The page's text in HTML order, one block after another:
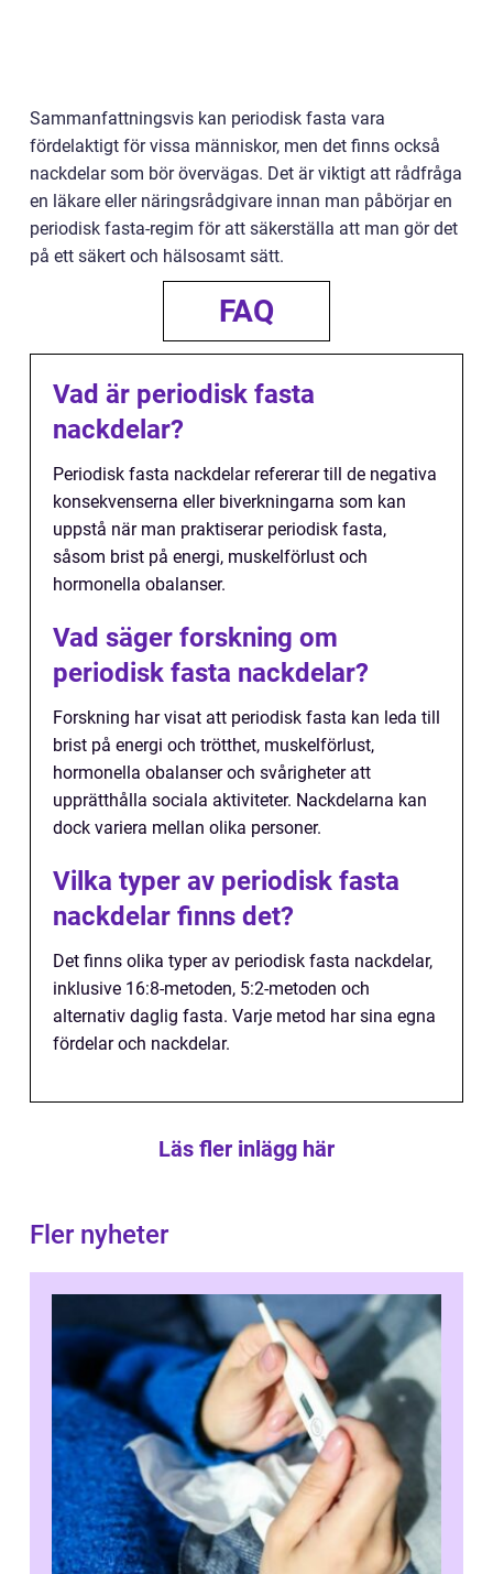
Sammanfattningsvis kan periodisk fasta vara
fördelaktigt för vissa människor, men det finns också
nackdelar som bör övervägas. Det är viktigt att rådfråga
en läkare eller näringsrådgivare innan man påbörjar en
periodisk fasta-regim för att säkerställa att man gör det
på ett säkert och hälsosamt sätt.
FAQ
Vad är periodisk fasta
nackdelar?
Periodisk fasta nackdelar refererar till de negativa
konsekvenserna eller biverkningarna som kan
uppstå när man praktiserar periodisk fasta,
såsom brist på energi, muskelförlust och
hormonella obalanser.
Vad säger forskning om
periodisk fasta nackdelar?
Forskning har visat att periodisk fasta kan leda till
brist på energi och trötthet, muskelförlust,
hormonella obalanser och svårigheter att
upprätthålla sociala aktiviteter. Nackdelarna kan
dock variera mellan olika personer.
Vilka typer av periodisk fasta
nackdelar finns det?
Det finns olika typer av periodisk fasta nackdelar,
inklusive 16:8-metoden, 5:2-metoden och
alternativ daglig fasta. Varje metod har sina egna
fördelar och nackdelar.
Läs fler inlägg här
Fler nyheter